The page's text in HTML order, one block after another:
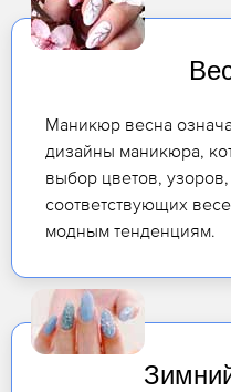
Маникюр весна
дизайны маникюра,
выбор цветов,
соответствующих
модным тенденциям.